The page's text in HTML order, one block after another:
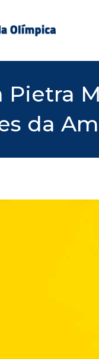
Pietra
da